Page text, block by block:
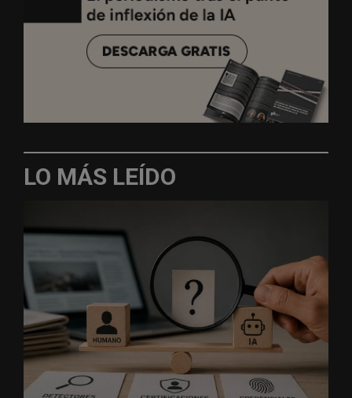
LO MÁS LEÍDO